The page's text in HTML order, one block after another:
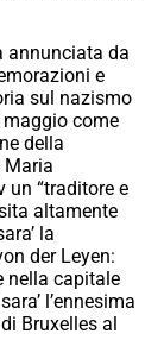
annunciata da
e
sul nazismo
maggio come
della
Maria
un “traditore e
altamente
la
der Leyen:
nella capitale
l’ennesima
Bruxelles al